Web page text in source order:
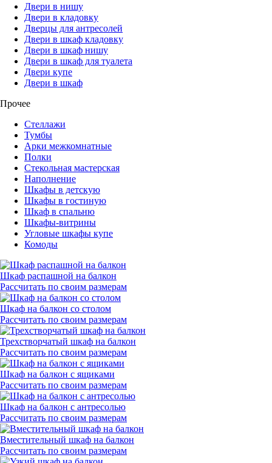
Двери в нишу
Двери в кладовку
Дверцы для антресолей
Двери в шкаф кладовку
Двери в шкаф нишу
Двери в шкаф для туалета
Двери купе
Двери в шкаф
Прочее
Стеллажи
Тумбы
Арки межкомнатные
Полки
Стекольная мастерская
Наполнение
Шкафы в детскую
Шкафы в гостиную
Шкаф в спальню
Шкафы-витрины
Угловые шкафы купе
Комоды
Шкаф распашной на балкон
Рассчитать по своим размерам
Шкаф на балкон со столом
Рассчитать по своим размерам
Трехстворчатый шкаф на балкон
Рассчитать по своим размерам
Шкаф на балкон с ящиками
Рассчитать по своим размерам
Шкаф на балкон с антресолью
Рассчитать по своим размерам
Вместительный шкаф на балкон
Рассчитать по своим размерам